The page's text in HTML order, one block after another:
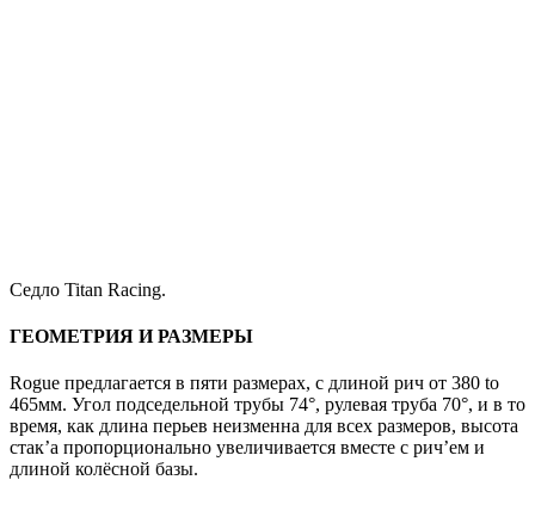
Седло Titan Racing.
ГЕОМЕТРИЯ И РАЗМЕРЫ
Rogue предлагается в пяти размерах, с длиной рич от 380 to
465мм. Угол подседельной трубы 74°, рулевая труба 70°, и в то
время, как длина перьев неизменна для всех размеров, высота
стак’а пропорционально увеличивается вместе с рич’ем и
длиной колёсной базы.